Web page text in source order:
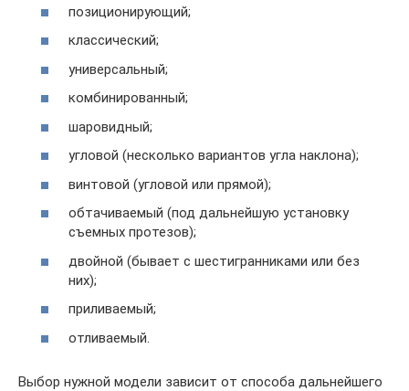
позиционирующий;
классический;
универсальный;
комбинированный;
шаровидный;
угловой (несколько вариантов угла наклона);
винтовой (угловой или прямой);
обтачиваемый (под дальнейшую установку
съемных протезов);
двойной (бывает с шестигранниками или без
них);
приливаемый;
отливаемый.
Выбор нужной модели зависит от способа дальнейшего